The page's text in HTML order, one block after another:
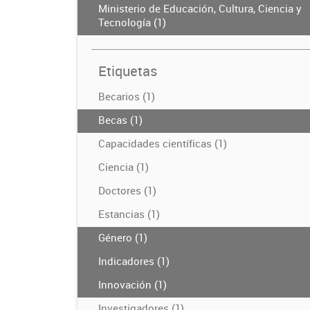
Ministerio de Educación, Cultura, Ciencia y
Tecnología (1)
Etiquetas
Becarios (1)
Becas (1)
Capacidades científicas (1)
Ciencia (1)
Doctores (1)
Estancias (1)
Género (1)
Indicadores (1)
Innovación (1)